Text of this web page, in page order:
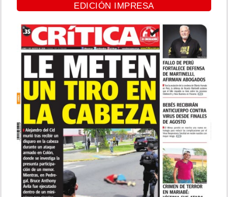
EDICIÓN IMPRESA